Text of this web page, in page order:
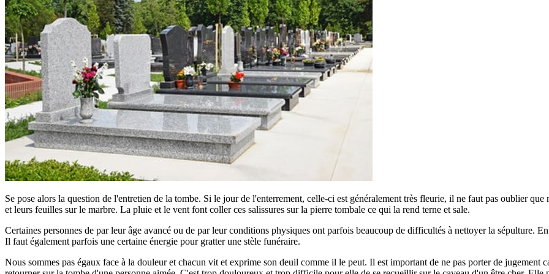
Se pose alors la question de l'entretien de la tombe. Si le jour de l'enterrement, celle-ci est généralement très fleurie, il ne faut pas oublier
et leurs feuilles sur le marbre. La pluie et le vent font coller ces salissures sur la pierre tombale ce qui la rend terne et sale.
Certaines personnes de par leur âge avancé ou de par leur conditions physiques ont parfois beaucoup de difficultés à nettoyer la sépulture.
Il faut également parfois une certaine énergie pour gratter une stèle funéraire.
Nous sommes pas égaux face à la douleur et chacun vit et exprime son deuil comme il le peut. Il est important de ne pas porter de jugement